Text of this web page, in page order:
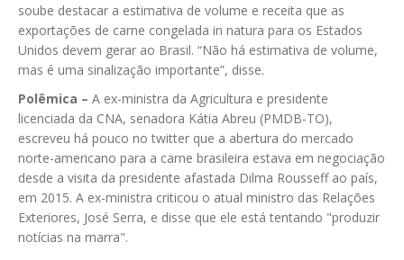
soube destacar a estimativa de volume e receita que as
exportações de carne congelada in natura para os Estados
Unidos devem gerar ao Brasil. “Não há estimativa de volume,
mas é uma sinalização importante”, disse.
Polêmica – A ex-ministra da Agricultura e presidente
licenciada da CNA, senadora Kátia Abreu (PMDB-TO),
escreveu há pouco no twitter que a abertura do mercado
norte-americano para a carne brasileira estava em negociação
desde a visita da presidente afastada Dilma Rousseff ao país,
em 2015. A ex-ministra criticou o atual ministro das Relações
Exteriores, José Serra, e disse que ele está tentando "produzir
notícias na marra".